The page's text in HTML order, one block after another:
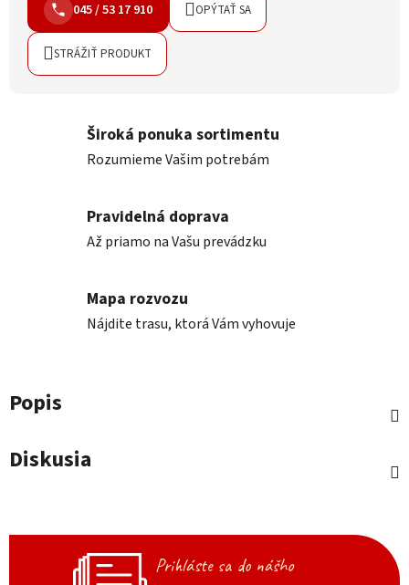
045 / 53 17 910 OPÝTAŤ SA
STRÁŽIŤ PRODUKT
Široká ponuka sortimentu
Rozumieme Vašim potrebám
Pravidelná doprava
Až priamo na Vašu prevádzku
Mapa rozvozu
Nájdite trasu, ktorá Vám vyhovuje
Popis
Diskusia
Prihláste sa do nášho